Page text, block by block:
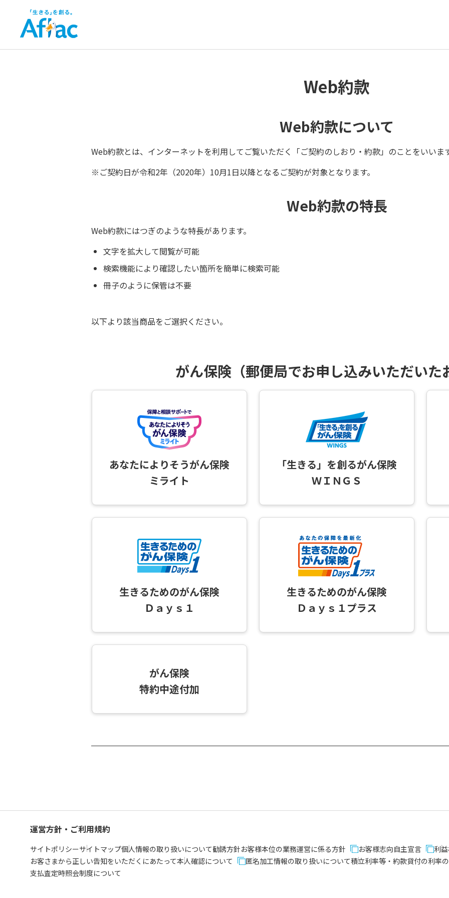
Web約款
Web約款について
Web約款とは、インターネットを利用してご覧いただく「ご契約のしおり・約款」のことをいいま
※ご契約日が令和2年（2020年）10月1日以降となるご契約が対象となります。
Web約款の特長
Web約款にはつぎのような特長があります。
文字を拡大して閲覧が可能
検索機能により確認したい箇所を簡単に検索可能
冊子のように保管は不要
以下より該当商品をご選択ください。
がん保険（郵便局でお申し込みいただいた
あなたによりそうがん保険
ミライト
「生きる」を創るがん保険
ＷＩＮＧＳ
生きるためのがん保険
Ｄａｙｓ１
生きるためのがん保険
Ｄａｙｓ１プラス
がん保険
特約中途付加
運営方針・ご利用規約
サイトポリシーサイトマップ個人情報の取り扱いについて勧誘方針お客様本位の業務運営に係る方針 お客様志向自主宣言
利
お客さまから正しい告知をいただくにあたって本人確認について 匿名加工情報の取り扱いについて積立利率等・約款貸付の利率
支払査定時照会制度について